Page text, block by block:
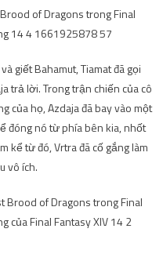
giết Bahamut, Tiamat đã gọi
trả lời. Trong trận chiến của cô
của họ, Azdaja đã bay vào một
đóng nó từ phía bên kia, nhốt
kể từ đó, Vrtra đã cố gắng làm
vô ích.